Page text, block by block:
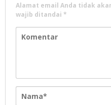
Alamat email Anda tidak
wajib ditandai *